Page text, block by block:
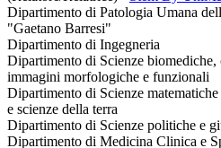
Dipartimento di Patologia Umana
"Gaetano Barresi"
Dipartimento di Ingegneria
Dipartimento di Scienze biomediche,
immagini morfologiche e funzionali
Dipartimento di Scienze
e scienze della terra
Dipartimento di Scienze politiche e
Dipartimento di Medicina Clinica e